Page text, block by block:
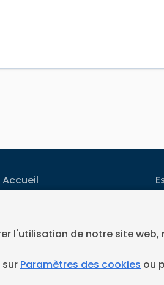
l'utilisation de notre site web,
Paramètres des cookies ou
Accueil
Vos questions